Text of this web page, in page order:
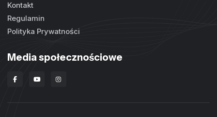
Kontakt
Regulamin
Polityka Prywatności
Media społecznościowe